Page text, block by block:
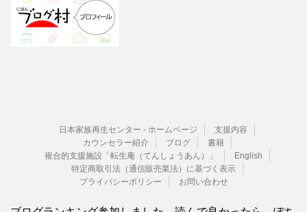
日本家族再生センター - ホームページ
支援内容
カウンセラー紹介
ブログ
書籍
複合的支援施設「転生庵（てんしょうあん）」
English
特定商取引法（通信販売業法）に基づく表示
プライバシーポリシー
お問い合わせ